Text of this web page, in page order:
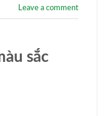
Leave a comment
sắc